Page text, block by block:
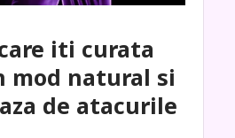
iti curata
mod natural si
de atacurile